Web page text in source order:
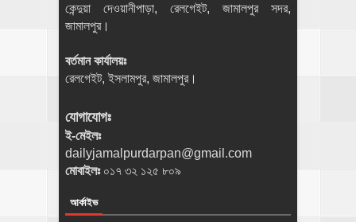
কেন্দুয়া দেওয়ানীপাড়া, রেলগেইট, জামালপুর সদর,
জামালপুর।
বর্তমান কার্যালয়ঃ
রেলগেইট, ইসলামপুর, জামালপুর।
যোগাযোগঃ
ই-মেইলঃ
dailyjamalpurdarpan@gmail.com
মোবাইলঃ ০১৭ ৩২ ১২৫ ৮০৯
আর্কাইভ